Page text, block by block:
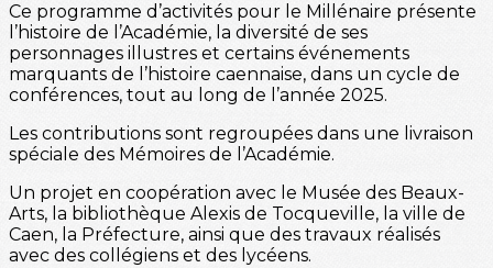
Ce programme d’activités pour le Millénaire présente
l’histoire de l’Académie, la diversité de ses
personnages illustres et certains événements
marquants de l’histoire caennaise, dans un cycle de
conférences, tout au long de l’année 2025.
Les contributions sont regroupées dans une livraison
spéciale des Mémoires de l’Académie.
Un projet en coopération avec le Musée des Beaux-
Arts, la bibliothèque Alexis de Tocqueville, la ville de
Caen, la Préfecture, ainsi que des travaux réalisés
avec des collégiens et des lycéens.